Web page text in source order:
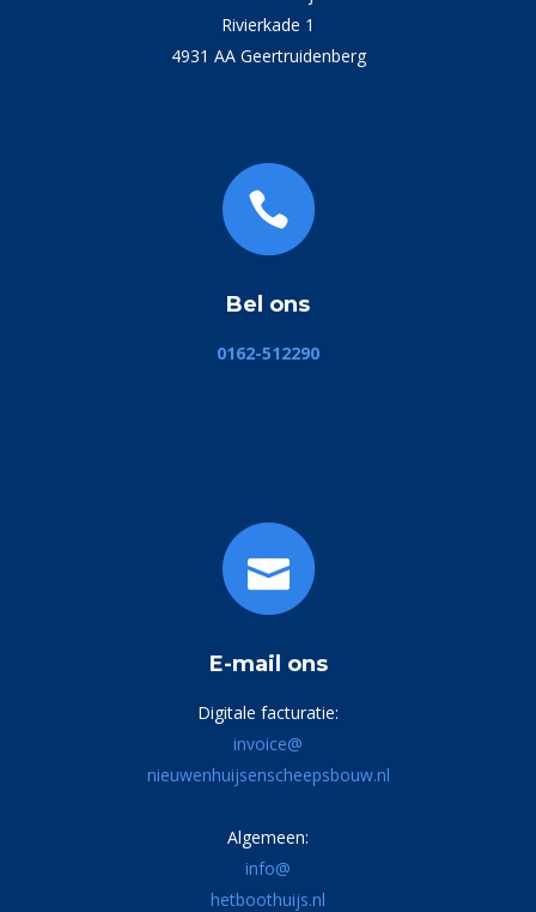
Rivierkade 1
4931 AA Geertruidenberg
Bel ons
0162-512290
E-mail ons
Digitale facturatie:
invoice@
nieuwenhuijsenscheepsbouw.nl
Algemeen:
info@
hetboothuijs.nl